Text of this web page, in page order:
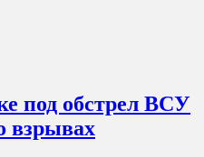
под обстрел ВСУ
взрывах